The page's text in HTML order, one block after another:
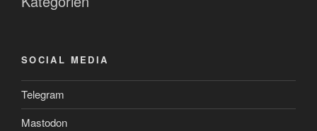
SOCIAL MEDIA
Telegram
Mastodon